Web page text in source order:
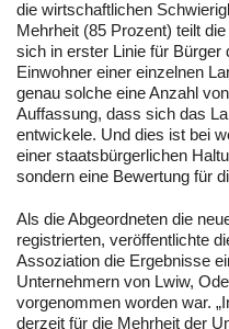
die wirtschaftlichen
Mehrheit (85 Prozent) teilt
sich in erster Linie für Bürger
Einwohner einer einzelnen
genau solche eine Anzahl
Auffassung, dass sich das
entwickele. Und dies ist bei
einer staatsbürgerlichen
sondern eine Bewertung für
Als die Abgeordneten die
registrierten, veröffentlichte
Assoziation die Ergebnisse
Unternehmern von Lwiw,
vorgenommen worden war.
derzeit für die Mehrheit der